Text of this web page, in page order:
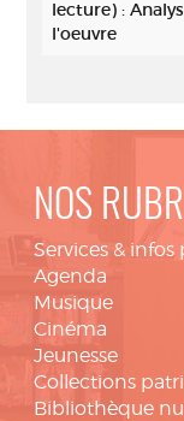
lecture) :
l'oeuvre
NOS
Services & infos
Agenda
Musique
Cinéma
Jeunesse
Collections
Bibliothèque